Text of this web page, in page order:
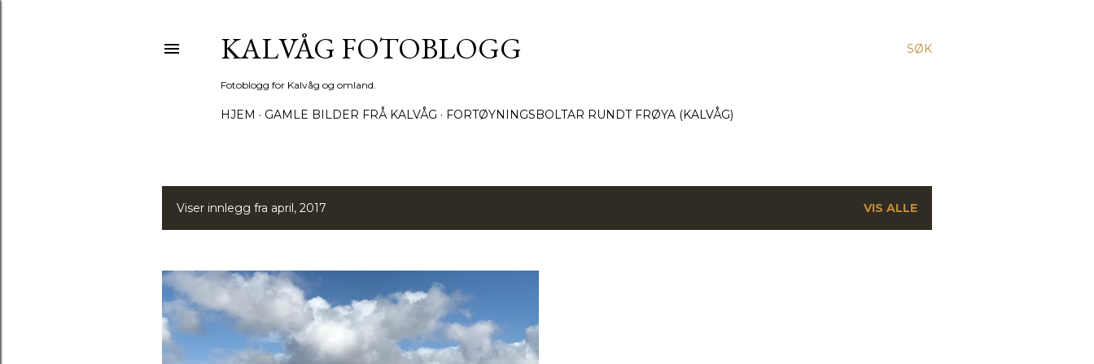
SØK
KALVÅG FOTOBLOGG
Fotoblogg for Kalvåg og omland.
HJEM GAMLE BILDER FRÅ KALVÅG FORTØYNINGSBOLTAR RUNDT FRØYA (KALVÅG)
I
n
l
e
Viser innlegg fra april, 2017 VIS ALLE